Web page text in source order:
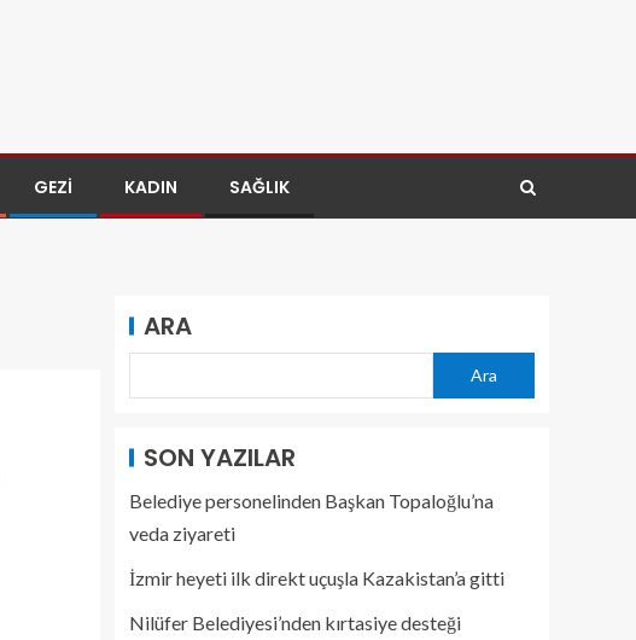
GEZI KADIN SAĞLIK
ARA
Ara
SON YAZILAR
Belediye personelinden Başkan Topaloğlu’na
veda ziyareti
İzmir heyeti ilk direkt uçuşla Kazakistan’a gitti
Nilüfer Belediyesi’nden kırtasiye desteği